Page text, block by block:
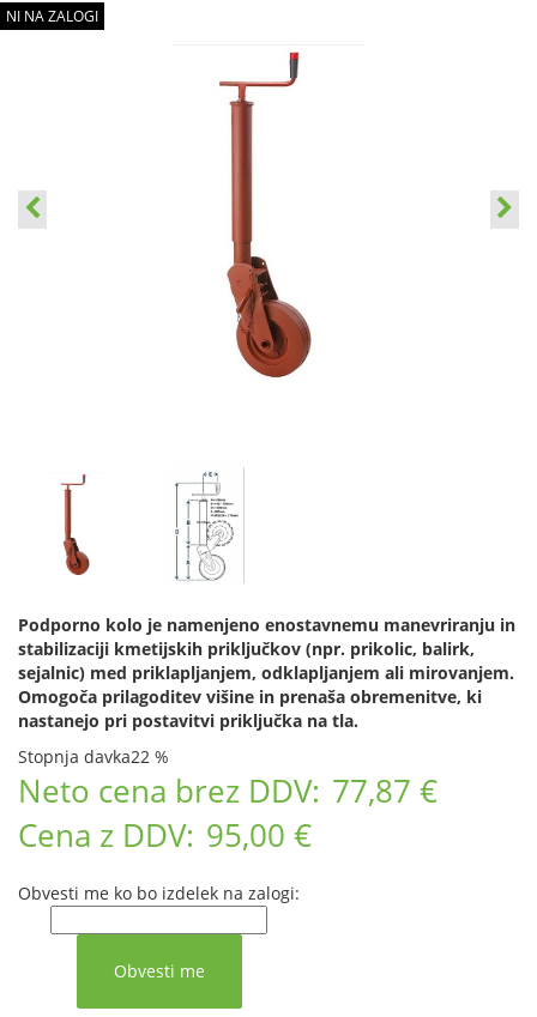
NI NA ZALOGI
Podporno kolo je namenjeno enostavnemu manevriranju in
stabilizaciji kmetijskih priključkov (npr. prikolic, balirk,
sejalnic) med priklapljanjem, odklapljanjem ali mirovanjem.
Omogoča prilagoditev višine in prenaša obremenitve, ki
nastanejo pri postavitvi priključka na tla.
Stopnja davka22 %
Neto cena brez DDV: 77,87 €
Cena z DDV: 95,00 €
Obvesti me ko bo izdelek na zalogi: